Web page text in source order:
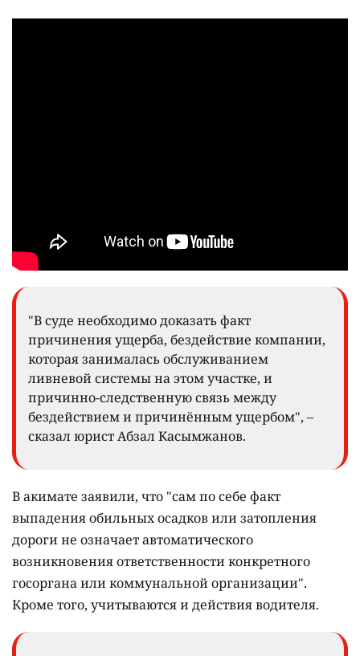
"В суде необходимо доказать факт
причинения ущерба, бездействие компании,
которая занималась обслуживанием
ливневой системы на этом участке, и
причинно-следственную связь между
бездействием и причинённым ущербом", –
сказал юрист Абзал Касымжанов.
В акимате заявили, что "сам по себе факт
выпадения обильных осадков или затопления
дороги не означает автоматического
возникновения ответственности конкретного
госоргана или коммунальной организации".
Кроме того, учитываются и действия водителя.